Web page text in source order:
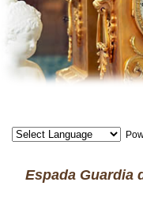
Espada Guardia